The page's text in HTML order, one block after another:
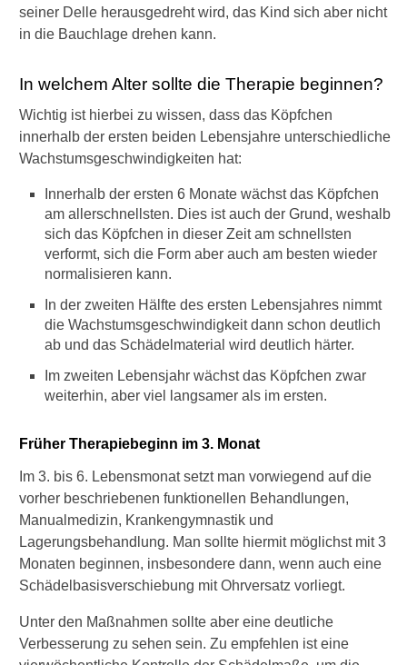
seiner Delle herausgedreht wird, das Kind sich aber nicht
in die Bauchlage drehen kann.
In welchem Alter sollte die Therapie beginnen?
Wichtig ist hierbei zu wissen, dass das Köpfchen
innerhalb der ersten beiden Lebensjahre unterschiedliche
Wachstumsgeschwindigkeiten hat:
Innerhalb der ersten 6 Monate wächst das Köpfchen
am allerschnellsten. Dies ist auch der Grund, weshalb
sich das Köpfchen in dieser Zeit am schnellsten
verformt, sich die Form aber auch am besten wieder
normalisieren kann.
In der zweiten Hälfte des ersten Lebensjahres nimmt
die Wachstumsgeschwindigkeit dann schon deutlich
ab und das Schädelmaterial wird deutlich härter.
Im zweiten Lebensjahr wächst das Köpfchen zwar
weiterhin, aber viel langsamer als im ersten.
Früher Therapiebeginn im 3. Monat
Im 3. bis 6. Lebensmonat setzt man vorwiegend auf die
vorher beschriebenen funktionellen Behandlungen,
Manualmedizin, Krankengymnastik und
Lagerungsbehandlung. Man sollte hiermit möglichst mit 3
Monaten beginnen, insbesondere dann, wenn auch eine
Schädelbasisverschiebung mit Ohrversatz vorliegt.
Unter den Maßnahmen sollte aber eine deutliche
Verbesserung zu sehen sein. Zu empfehlen ist eine
r
u
d
s
B
a
y
s
?
W
e
v
e
l
ä
t
d
e
n
o
r
m
l
g